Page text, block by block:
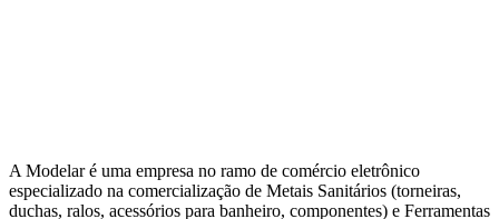
A Modelar é uma empresa no ramo de comércio eletrônico
especializado na comercialização de Metais Sanitários (torneiras,
duchas, ralos, acessórios para banheiro, componentes) e Ferramentas